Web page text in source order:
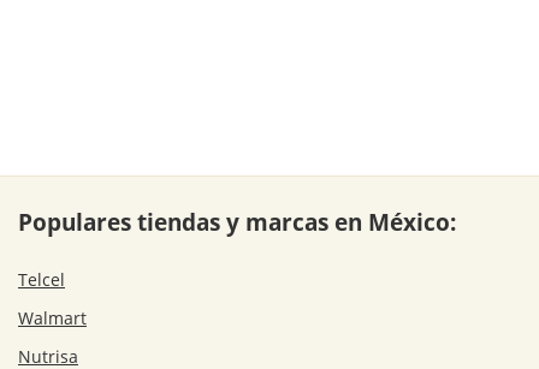
Populares tiendas y marcas en México:
Telcel
Walmart
Nutrisa